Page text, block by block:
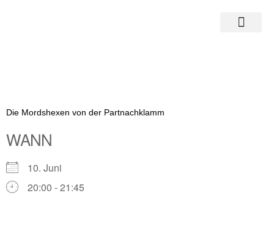
Die Mordshexen von der Partnachklamm
WANN
10. Juni
20:00 - 21:45